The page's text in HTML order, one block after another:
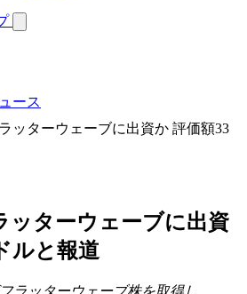
ース
ッターウェーブに出資か 評価額33
ッターウェーブに出資
ルと報道
ラッターウェーブ株を取得し